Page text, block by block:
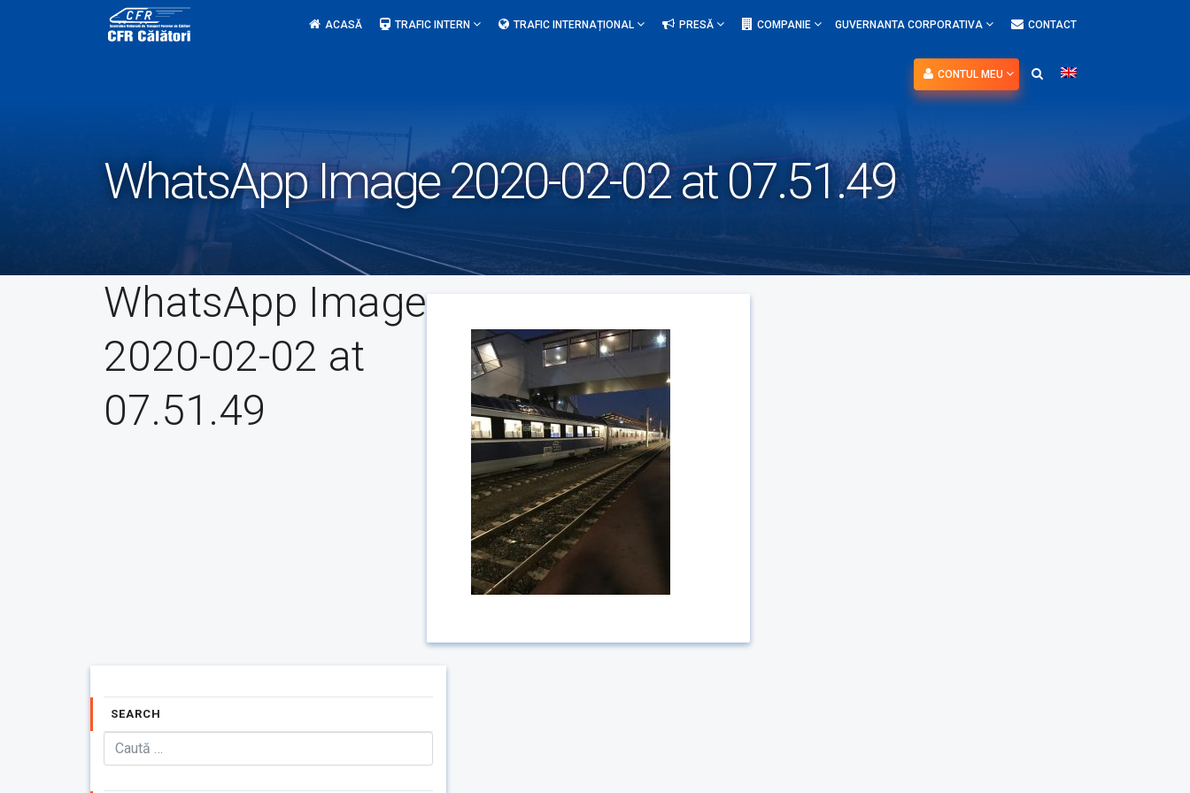
ACASĂ TRAFIC INTERN TRAFIC INTERNAȚIONAL PRESĂ COMPANIE GUVERNANTA CORPORATIVA CONTACT
CONTUL MEU
WhatsApp Image 2020-02-02 at 07.51.49
WhatsApp Image
2020-02-02 at
07.51.49
SEARCH